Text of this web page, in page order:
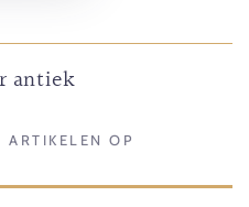
antiek
ARTIKELEN OP